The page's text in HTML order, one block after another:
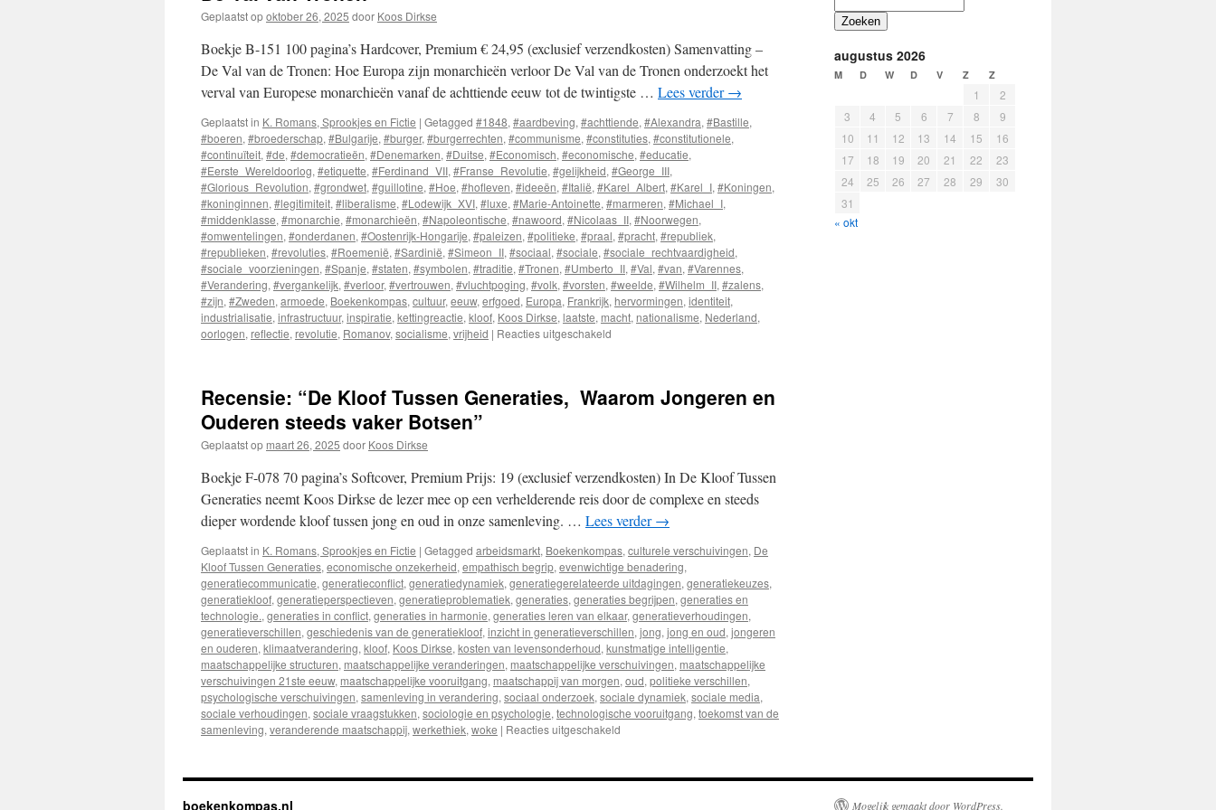
Geplaatst opoktober 26, 2025 door Koos Dirkse
Boekje B-151 100 pagina’s Hardcover, Premium € 24,95 (exclusief verzendkosten) Samenvatting –
De Val van de Tronen: Hoe Europa zijn monarchieën verloor De Val van de Tronen onderzoekt het
verval van Europese monarchieën vanaf de achttiende eeuw tot de twintigste … Lees verder→
Geplaatst in K. Romans, Sprookjes en Fictie | Getagged #1848, #aardbeving, #achttiende, #Alexandra, #Bastille,
#boeren, #broederschap, #Bulgarije, #burger, #burgerrechten, #communisme, #constituties, #constitutionele,
#continuïteit, #de, #democratieën, #Denemarken, #Duitse, #Economisch, #economische, #educatie,
#Eerste_Wereldoorlog, #etiquette, #Ferdinand_VII, #Franse_Revolutie, #gelijkheid, #George_III,
#Glorious_Revolution, #grondwet, #guillotine, #Hoe, #hofleven, #ideeën, #Italië, #Karel_Albert, #Karel_I, #Koningen,
#koninginnen, #legitimiteit, #liberalisme, #Lodewijk_XVI, #luxe, #Marie-Antoinette, #marmeren, #Michael_I,
#middenklasse, #monarchie, #monarchieën, #Napoleontische, #nawoord, #Nicolaas_II, #Noorwegen,
#omwentelingen, #onderdanen, #Oostenrijk-Hongarije, #paleizen, #politieke, #praal, #pracht, #republiek,
#republieken, #revoluties, #Roemenië, #Sardinië, #Simeon_II, #sociaal, #sociale, #sociale_rechtvaardigheid,
#sociale_voorzieningen, #Spanje, #staten, #symbolen, #traditie, #Tronen, #Umberto_II, #Val, #van, #Varennes,
#Verandering, #vergankelijk, #verloor, #vertrouwen, #vluchtpoging, #volk, #vorsten, #weelde, #Wilhelm_II, #zalens,
#zijn, #Zweden, armoede, Boekenkompas, cultuur, eeuw, erfgoed, Europa, Frankrijk, hervormingen, identiteit,
industrialisatie, infrastructuur, inspiratie, kettingreactie, kloof, Koos Dirkse, laatste, macht, nationalisme, Nederland,
oorlogen, reflectie, revolutie, Romanov, socialisme, vrijheid | Reacties uitgeschakeld
Tronen
Recensie: “De Kloof Tussen Generaties, Waarom Jongeren en
Ouderen steeds vaker Botsen”
Geplaatst op maart 26, 2025 door Koos Dirkse
Boekje F-078 70 pagina’s Softcover, Premium Prijs: 19 (exclusief verzendkosten) In De Kloof Tussen
Generaties neemt Koos Dirkse de lezer mee op een verhelderende reis door de complexe en steeds
dieper wordende kloof tussen jong en oud in onze samenleving. … Lees verder→
Geplaatst in K. Romans, Sprookjes en Fictie | Getagged arbeidsmarkt, Boekenkompas, culturele verschuivingen, De
Kloof Tussen Generaties, economische onzekerheid, empathisch begrip, evenwichtige benadering,
generatiecommunicatie, generatieconflict, generatiedynamiek, generatiegerelateerde uitdagingen, generatiekeuzes,
generatiekloof, generatieperspectieven, generatieproblematiek, generaties, generaties begrijpen, generaties en
technologie., generaties in conflict, generaties in harmonie, generaties leren van elkaar, generatieverhoudingen,
generatieverschillen, geschiedenis van de generatiekloof, inzicht in generatieverschillen, jong, jong en oud, jongeren
en ouderen, klimaatverandering, kloof, Koos Dirkse, kosten van levensonderhoud, kunstmatige intelligentie,
maatschappelijke structuren, maatschappelijke veranderingen, maatschappelijke verschuivingen, maatschappelijke
verschuivingen 21ste eeuw, maatschappelijke vooruitgang, maatschappij van morgen, oud, politieke verschillen,
psychologische verschuivingen, samenleving in verandering, sociaal onderzoek, sociale dynamiek, sociale media,
sociale verhoudingen, sociale vraagstukken, sociologie en psychologie, technologische vooruitgang, toekomst van de
samenleving, veranderende maatschappij, werkethiek, woke | Reacties uitgeschakeld
Kloof
Zoeken
augustus 2026
M D W D V Z Z
1
2
3
4 5 6 7 8
9
10
11 12 13 14 15
16
17
18 19 20 21 22
23
24
25 26 27 28 29
30
31
« okt
boekenkompas.nl Mogelijk gemaakt door WordPress.